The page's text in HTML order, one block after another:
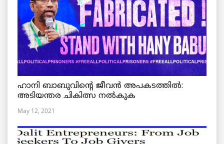
ഹാനി ബാബുവിന്റെ ജീവൻ അപകടത്തിൽ:
അടിയന്തര ചികിത്സ നൽകുക
May 12, 2021